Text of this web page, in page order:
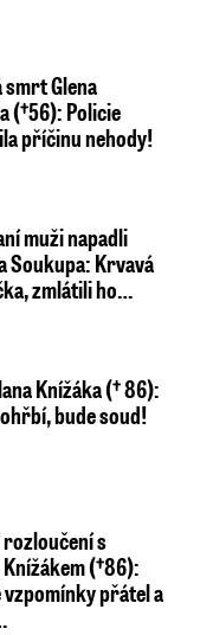
Glena
(†56): Policie
příčinu nehody!
muži napadli
Soukupa: Krvavá
zmlátili ho…
Knížáka († 86):
bude soud!
s
(†86):
vzpomínky přátel a